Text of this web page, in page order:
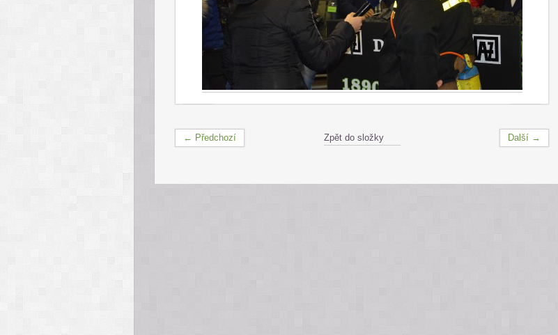
← Předchozí Další →
Zpět do složky